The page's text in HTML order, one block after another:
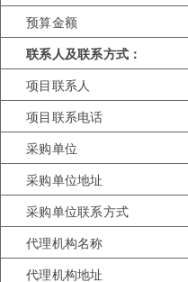
预算金额
联系人及联系方式：
项目联系人
项目联系电话
采购单位
采购单位地址
采购单位联系方式
代理机构名称
代理机构地址